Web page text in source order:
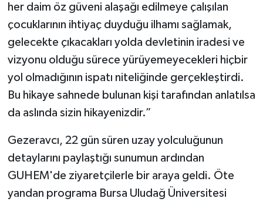
her daim öz güveni alaşağı edilmeye çalışılan
çocuklarının ihtiyaç duyduğu ilhamı sağlamak,
gelecekte çıkacakları yolda devletinin iradesi ve
vizyonu olduğu sürece yürüyemeyecekleri hiçbir
yol olmadığının ispatı niteliğinde gerçekleştirdi.
Bu hikaye sahnede bulunan kişi tarafından anlatılsa
da aslında sizin hikayenizdir.”
Gezeravcı, 22 gün süren uzay yolculuğunun
detaylarını paylaştığı sunumun ardından
GUHEM'de ziyaretçilerle bir araya geldi. Öte
yandan programa Bursa Uludağ Üniversitesi